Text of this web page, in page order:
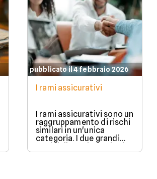
pubblicato il 4 febbraio 2026
I rami assicurativi
I rami assicurativi sono un
raggruppamento di rischi
similari in un'unica
categoria. I due grandi
rami delle assicurazioni
sono il ramo danni e il